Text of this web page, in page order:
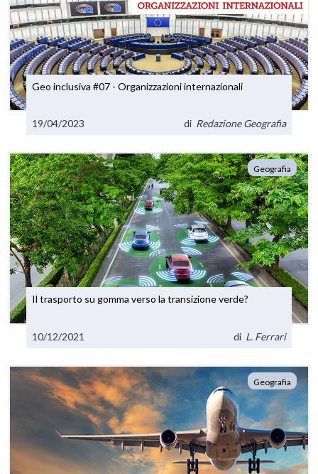
Geo inclusiva #07 - Organizzazioni internazionali
19/04/2023 di Redazione Geografia
Geografia
Il trasporto su gomma verso la transizione verde?
10/12/2021 di L. Ferrari
Geografia